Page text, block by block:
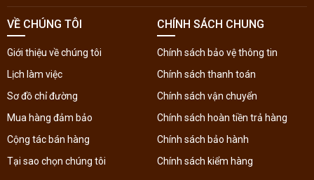
VỀ CHÚNG TÔI
Giới thiệu về chúng tôi
Lịch làm việc
Sơ đồ chỉ đường
Mua hàng đảm bảo
Cộng tác bán hàng
Tại sao chọn chúng tôi
CHÍNH SÁCH CHUNG
Chính sách bảo vệ thông tin
Chính sách thanh toán
Chính sách vận chuyển
Chính sách hoàn tiền trả hàng
Chính sách bảo hành
Chính sách kiểm hàng